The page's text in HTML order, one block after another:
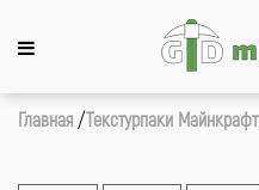
Главная Текстурпаки Майнкрафт